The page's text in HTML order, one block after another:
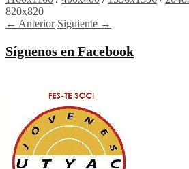
820x820
← Anterior Siguiente →
Síguenos en Facebook